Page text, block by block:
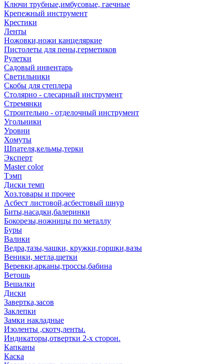
Ключи трубные,имбусовые, гаечные
Крепежный инструмент
Крестики
Ленты
Ножовки,ножи канцеляркие
Пистолеты для пены,герметиков
Рулетки
Садовый инвентарь
Светильники
Скобы для степлера
Столярно - слесарный инструмент
Стремянки
Строительно - отделочный инструмент
Угольники
Уровни
Хомуты
Шпателя,кельмы,терки
Эксперт
Master color
Тэмп
Диски темп
Хоз.товары и прочее
Асбест листовой,асбестовый шнур
Биты,насадки,балеринки
Бокорезы,ножницы по металлу
Буры
Валики
Ведра,тазы,чашки, кружки,горшки,вазы
Веники, метла,щетки
Веревки,арканы,троссы,бабина
Ветошь
Вешалки
Диски
Завертка,засов
Заклепки
Замки накладные
Изоленты ,скотч,ленты.
Индикаторы,отвертки 2-х сторон.
Капканы
Каска